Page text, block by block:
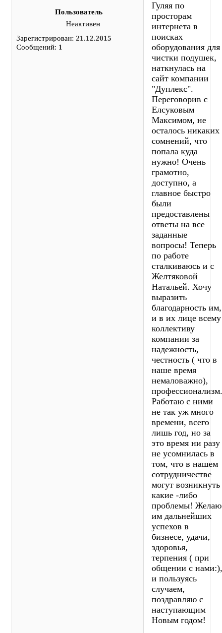
Пользователь
Неактивен
Зарегистрирован:21.12.2015
Сообщений: 1
Гуляя по
просторам
интернета в
поисках
оборудования для
чистки подушек,
наткнулась на
сайт компании
"Дуплекс".
Переговорив с
Елсуковым
Максимом, не
осталось никаких
сомнений, что
попала куда
нужно! Очень
грамотно,
доступно, а
главное быстро
были
предоставлены
ответы на все
заданные
вопросы! Теперь
по работе
сталкиваюсь и с
Желтяковой
Натальей. Хочу
выразить
благодарность им,
и в их лице всему
коллективу
компании за
надежность,
честность ( что в
наше время
немаловажно),
Работаю с ними
не так уж много
времени, всего
лишь год, но за
это время ни разу
не усомнилась в
том, что в нашем
сотрудничестве
могут возникнуть
какие -либо
проблемы! Желаю
им дальнейших
успехов в
бизнесе, удачи,
здоровья,
терпения ( при
общении с
и пользуясь
случаем,
поздравляю с
наступающим
Новым годом!